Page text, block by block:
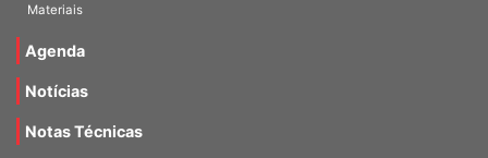
Materiais
Agenda
Notícias
Notas Técnicas